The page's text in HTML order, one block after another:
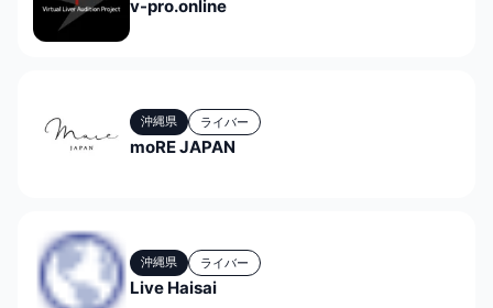
v-pro.online
沖縄県 ライバー
moRE JAPAN
沖縄県 ライバー
Live Haisai